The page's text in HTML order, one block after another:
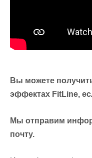
Вы можете
эффектах FitLine,
Мы отправим
почту.